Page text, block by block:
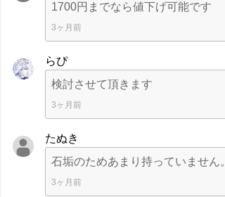
1700円までなら値下げ可能です
3ヶ月前
らぴ
検討させて頂きます
3ヶ月前
たぬき
石垢のためあまり持っていません
3ヶ月前